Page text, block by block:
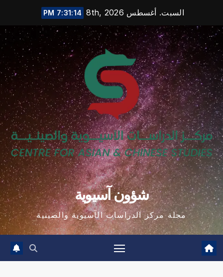
content
السبت. أغسطس 8th, 2026 7:31:15 PM
شؤون آسيوية
مجلة مركز الدراسات الآسيوية والصينية